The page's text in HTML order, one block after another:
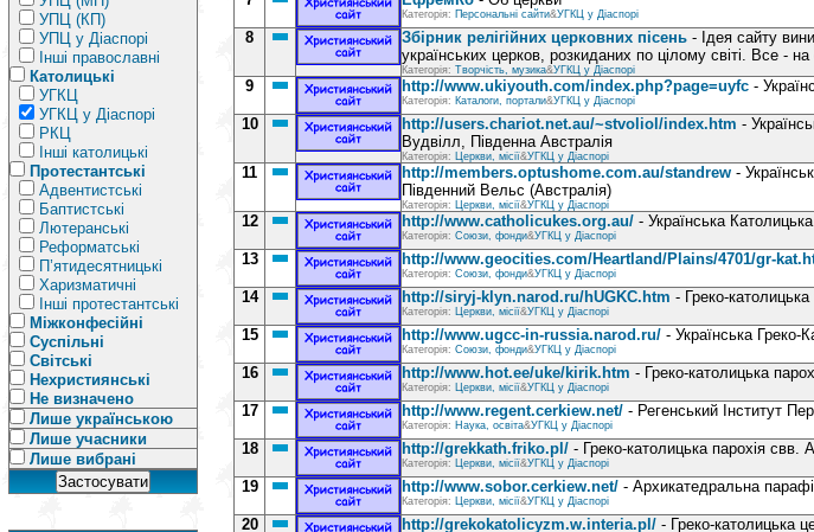
УПЦ (КП)
УПЦ у Діаспорі
Інші православні
Католицькі
УГКЦ
УГКЦ у Діаспорі
РКЦ
Інші католицькі
Протестантські
Адвентистські
Баптистські
Лютеранські
Реформатські
П’ятидесятницькі
Харизматичні
Інші протестантські
Міжконфесійні
Суспільні
Світські
Нехристиянські
Не визначено
Лише українською
Лише учасники
Лише вибрані
Категорія: Персональні сайти&УГКЦ у Діаспорі
8 Збірник релігійних церковних пісень - Ідея сайту
українських церков, розкиданих по цілому світі. Все -
Категорія: Творчість, музика&УГКЦ у Діаспорі
9 http://www.ukiyouth.com/index.php?page=uyfc -
Категорія: Каталоги, портали&УГКЦ у Діаспорі
10 http://users.chariot.net.au/~stvoliol/index.htm -
Вудвілл, Південна Австралія
Категорія: Церкви, місії&УГКЦ у Діаспорі
11 http://members.optushome.com.au/standrew -
Південний Вельс (Австралія)
Категорія: Церкви, місії&УГКЦ у Діаспорі
12 http://www.catholicukes.org.au/ - Українська
Категорія: Союзи, фонди&УГКЦ у Діаспорі
13 http://www.geocities.com/Heartland/Plains/4701/gr-
Категорія: Союзи, фонди&УГКЦ у Діаспорі
14 http://siryj-klyn.narod.ru/hUGKC.htm - Греко-
Категорія: Церкви, місії&УГКЦ у Діаспорі
15 http://www.ugcc-in-russia.narod.ru/ - Українська Греко-
Категорія: Союзи, фонди&УГКЦ у Діаспорі
16 http://www.hot.ee/uke/kirik.htm - Греко-католицька
Категорія: Церкви, місії&УГКЦ у Діаспорі
17 http://www.regent.cerkiew.net/ - Регенський Інститут
Категорія: Наука, освіта&УГКЦ у Діаспорі
18 http://grekkath.friko.pl/ - Греко-католицька парохія
Категорія: Церкви, місії&УГКЦ у Діаспорі
19 http://www.sobor.cerkiew.net/ - Архикатедральна
Категорія: Церкви, місії&УГКЦ у Діаспорі
20 http://grekokatolicyzm.w.interia.pl/ - Греко-католицька